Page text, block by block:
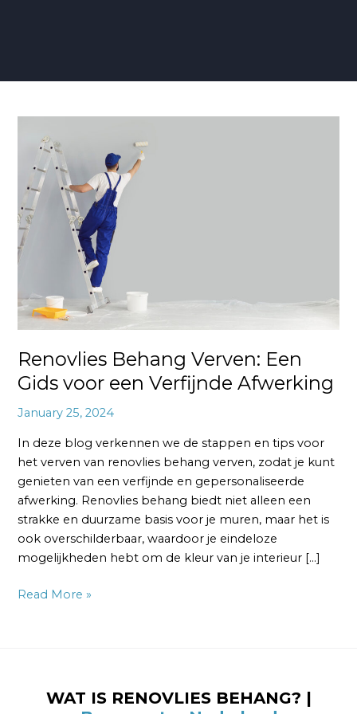
Renovlies Behang Verven: Een
Gids voor een Verfijnde Afwerking
January 25, 2024
In deze blog verkennen we de stappen en tips voor
het verven van renovlies behang verven, zodat je kunt
genieten van een verfijnde en gepersonaliseerde
afwerking. Renovlies behang biedt niet alleen een
strakke en duurzame basis voor je muren, maar het is
ook overschilderbaar, waardoor je eindeloze
mogelijkheden hebt om de kleur van je interieur […]
Behang
Verven:
Een
Gids
voor
een
Verfijnde
Read More »
WAT IS RENOVLIES BEHANG? |